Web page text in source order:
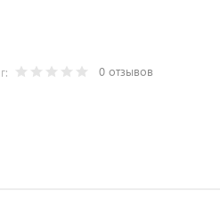
0 отзывов